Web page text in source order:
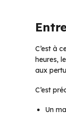
C’est à
heures,
aux
C’est
Un